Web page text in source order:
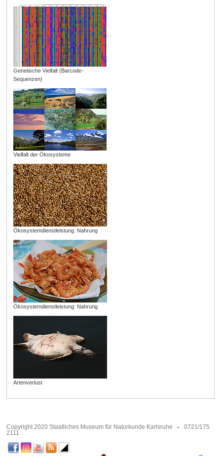
Genetische Vielfalt (Barcode-
Sequenzen)
Vielfalt der Ökosysteme
Ökosystemdienstleistung: Nahrung
Ökosystemdienstleistung: Nahrung
Artenverlust
Copyright 2020 Staatliches Museum für Naturkunde Karlsruhe
0721/175
2111